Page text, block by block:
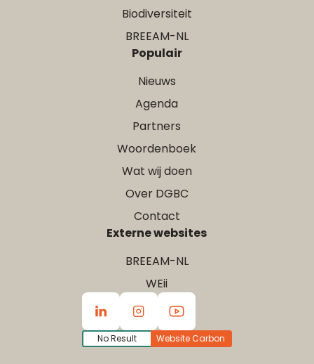
Biodiversiteit
BREEAM-NL
Populair
Nieuws
Agenda
Partners
Woordenboek
Wat wij doen
Over DGBC
Contact
Externe websites
BREEAM-NL
WEii
No Result Website Carbon